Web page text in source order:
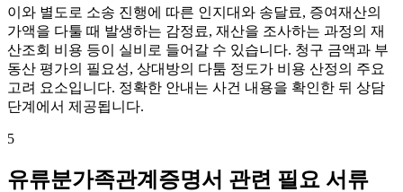
이와 별도로 소송 진행에 따른 인지대와 송달료, 증여재산의
가액을 다툴 때 발생하는 감정료, 재산을 조사하는 과정의 재
산조회 비용 등이 실비로 들어갈 수 있습니다. 청구 금액과 부
동산 평가의 필요성, 상대방의 다툼 정도가 비용 산정의 주요
고려 요소입니다. 정확한 안내는 사건 내용을 확인한 뒤 상담
단계에서 제공됩니다.
5
유류분가족관계증명서 관련 필요 서류